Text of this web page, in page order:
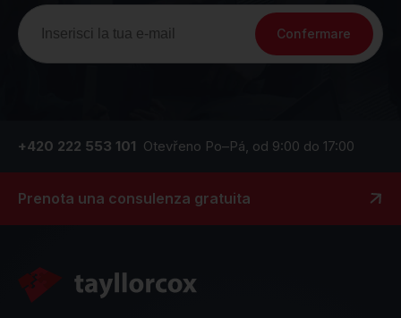
Confermare
+420 222 553 101 Otevřeno Po–Pá, od 9:00 do 17:00
Prenota una consulenza gratuita